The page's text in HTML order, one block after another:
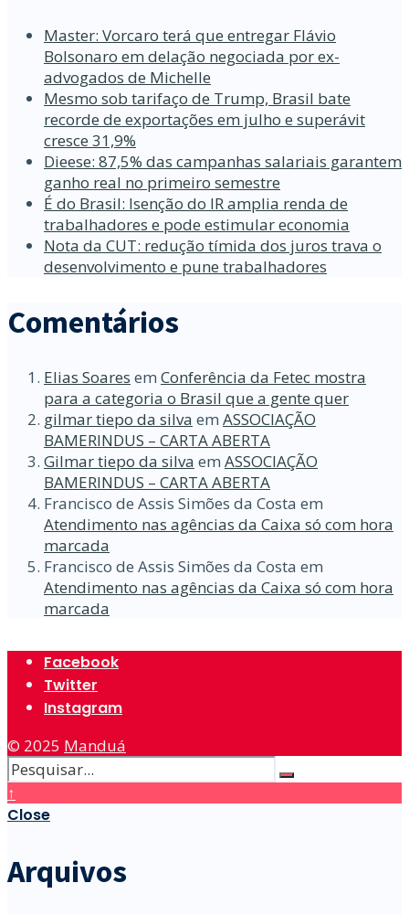
Master: Vorcaro terá que entregar Flávio
Bolsonaro em delação negociada por ex-
advogados de Michelle
Mesmo sob tarifaço de Trump, Brasil bate
recorde de exportações em julho e superávit
cresce 31,9%
Dieese: 87,5% das campanhas salariais garantem
ganho real no primeiro semestre
É do Brasil: Isenção do IR amplia renda de
trabalhadores e pode estimular economia
Nota da CUT: redução tímida dos juros trava o
desenvolvimento e pune trabalhadores
Comentários
Elias Soares em Conferência da Fetec mostra
para a categoria o Brasil que a gente quer
gilmar tiepo da silva em ASSOCIAÇÃO
BAMERINDUS – CARTA ABERTA
Gilmar tiepo da silva em ASSOCIAÇÃO
BAMERINDUS – CARTA ABERTA
Francisco de Assis Simões da Costa em
Atendimento nas agências da Caixa só com hora
marcada
Francisco de Assis Simões da Costa em
Atendimento nas agências da Caixa só com hora
marcada
Facebook
Twitter
Instagram
© 2025 Manduá
↑
Close
Arquivos